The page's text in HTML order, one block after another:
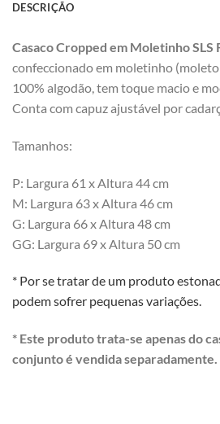
DESCRIÇÃO
Casaco Cropped em Moletinho SLS
confeccionado em moletinho
100% algodão, tem toque macio e
Conta com capuz ajustável por
Tamanhos:
P: Largura 61 x Altura 44 cm
M: Largura 63 x Altura 46 cm
G: Largura 66 x Altura 48 cm
GG: Largura 69 x Altura 50 cm
* Por se tratar de um produto
podem sofrer pequenas variações.
* Este produto trata-se apenas do
conjunto é vendida separadamente.